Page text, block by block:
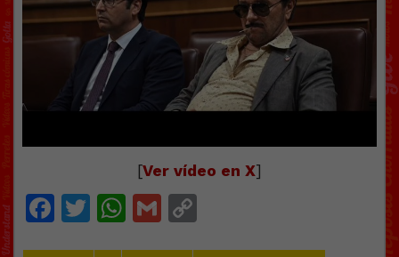
[Ver vídeo en X]
Facebook
Twitter
WhatsApp
Gmail